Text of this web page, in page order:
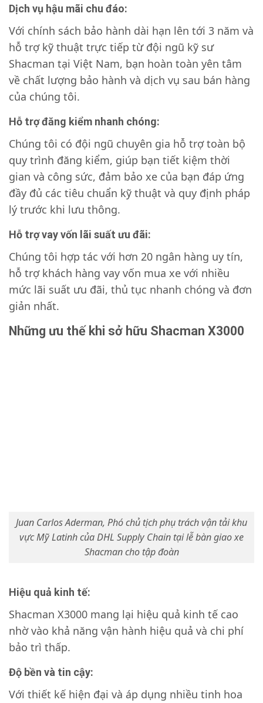
Dịch vụ hậu mãi chu đáo:
Với chính sách bảo hành dài hạn lên tới 3 năm và
hỗ trợ kỹ thuật trực tiếp từ đội ngũ kỹ sư
Shacman tại Việt Nam, bạn hoàn toàn yên tâm
về chất lượng bảo hành và dịch vụ sau bán hàng
của chúng tôi.
Hỗ trợ đăng kiểm nhanh chóng:
Chúng tôi có đội ngũ chuyên gia hỗ trợ toàn bộ
quy trình đăng kiểm, giúp bạn tiết kiệm thời
gian và công sức, đảm bảo xe của bạn đáp ứng
đầy đủ các tiêu chuẩn kỹ thuật và quy định pháp
lý trước khi lưu thông.
Hỗ trợ vay vốn lãi suất ưu đãi:
Chúng tôi hợp tác với hơn 20 ngân hàng uy tín,
hỗ trợ khách hàng vay vốn mua xe với nhiều
mức lãi suất ưu đãi, thủ tục nhanh chóng và đơn
giản nhất.
Những ưu thế khi sở hữu Shacman X3000
Juan Carlos Aderman, Phó chủ tịch phụ trách vận tải khu
vực Mỹ Latinh của DHL Supply Chain tại lễ bàn giao xe
Shacman cho tập đoàn
Hiệu quả kinh tế:
Shacman X3000 mang lại hiệu quả kinh tế cao
nhờ vào khả năng vận hành hiệu quả và chi phí
bảo trì thấp.
Độ bền và tin cậy:
Với thiết kế hiện đại và áp dụng nhiều tinh hoa